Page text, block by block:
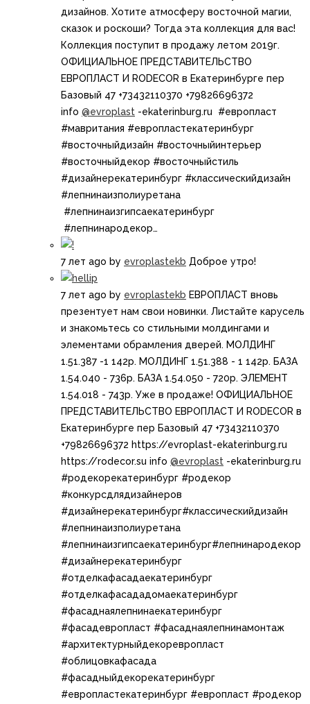
дизайнов. Хотите атмосферу восточной магии,
сказок и роскоши?​ Тогда эта коллекция для вас! ​
Коллекция поступит в продажу летом 2019г.
ОФИЦИАЛЬНОЕ ПРЕДСТАВИТЕЛЬСТВО
ЕВРОПЛАСТ И RODECOR в Екатеринбурге пер
Базовый 47 +73432110370 +79826696372
info @evroplast -ekaterinburg.ru​ ​​​ #европласт
#мавритания #европластекатеринбург
#восточныйдизайн #восточныйинтерьер
#восточныйдекор #восточныйстиль
#дизайнерекатеринбург​​ #классическийдизайн​
#лепнинаизполиуретана​​
#лепнинаизгипсаекатеринбург​​
#лепнинародекор…
7 лет ago by evroplastekb Доброе утро!
7 лет ago by evroplastekb ЕВРОПЛАСТ вновь
презентует нам свои новинки. Листайте карусель
и знакомьтесь со стильными молдингами и
элементами обрамления дверей. МОЛДИНГ
1.51.387 -1 142р. МОЛДИНГ 1.51.388 - 1 142р. БАЗА
1.54.040 - 736р. БАЗА 1.54.050 - 720р. ЭЛЕМЕНТ
1.54.018 - 743р. Уже в продаже! ОФИЦИАЛЬНОЕ
ПРЕДСТАВИТЕЛЬСТВО ЕВРОПЛАСТ И RODECOR в
Екатеринбурге пер Базовый 47 +73432110370
+79826696372 https://evroplast-ekaterinburg.ru​​
https://rodecor.su info @evroplast -ekaterinburg.ru​ ​​​
#родекорекатеринбург​​ #родекор​
#конкурсдлядизайнеров
#дизайнерекатеринбург​​#классическийдизайн​
#лепнинаизполиуретана​​
#лепнинаизгипсаекатеринбург​​#лепнинародекор
#дизайнерекатеринбург
#отделкафасадаекатеринбург
#отделкафасададомаекатеринбург
#фасаднаялепнинаекатеринбург
#фасадевропласт #фасаднаялепнинамонтаж
#архитектурныйдекоревропласт
#облицовкафасада
#фасадныйдекорекатеринбург
#европластекатеринбург #европласт​​​ #родекор​​